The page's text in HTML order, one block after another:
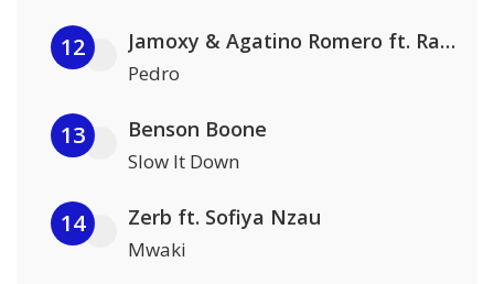
12 Jamoxy & Agatino Romero ft. Raffaella Carrà
Pedro
13 Benson Boone
Slow It Down
14 Zerb ft. Sofiya Nzau
Mwaki